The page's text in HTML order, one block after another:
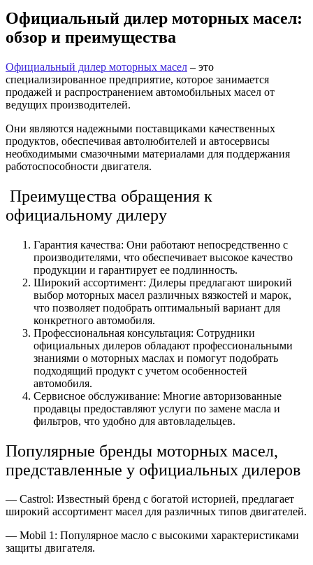
Официальный дилер моторных масел:
обзор и преимущества
Официальный дилер моторных масел – это
специализированное предприятие, которое занимается
продажей и распространением автомобильных масел от
ведущих производителей.
Они являются надежными поставщиками качественных
продуктов, обеспечивая автолюбителей и автосервисы
необходимыми смазочными материалами для поддержания
работоспособности двигателя.
Преимущества обращения к
официальному дилеру
Гарантия качества: Они работают непосредственно с
производителями, что обеспечивает высокое качество
продукции и гарантирует ее подлинность.
Широкий ассортимент: Дилеры предлагают широкий
выбор моторных масел различных вязкостей и марок,
что позволяет подобрать оптимальный вариант для
конкретного автомобиля.
Профессиональная консультация: Сотрудники
официальных дилеров обладают профессиональными
знаниями о моторных маслах и помогут подобрать
подходящий продукт с учетом особенностей
автомобиля.
Сервисное обслуживание: Многие авторизованные
продавцы предоставляют услуги по замене масла и
фильтров, что удобно для автовладельцев.
Популярные бренды моторных масел,
представленные у официальных дилеров
— Castrol: Известный бренд с богатой историей, предлагает
широкий ассортимент масел для различных типов двигателей.
— Mobil 1: Популярное масло с высокими характеристиками
защиты двигателя.